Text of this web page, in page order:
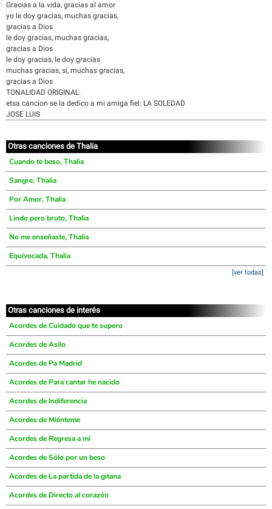
Gracias a la vida, gracias al amor
yo le doy gracias, muchas gracias,
gracias a Dios
le doy gracias, muchas gracias,
gracias a Dios
le doy gracias, le doy gracias
muchas gracias, sí, muchas gracias,
gracias a Dios
TONALIDAD ORIGINAL.
etsa cancion se la dedico a mi amiga fiel: LA SOLEDAD
JOSE LUIS
Otras canciones de Thalia
Cuando te beso, Thalia
Sangre, Thalia
Por Amor, Thalia
Lindo pero bruto, Thalia
No me enseñaste, Thalia
Equivocada, Thalia
[ver todas]
Otras canciones de interés
Acordes de Cuidado que te supero
Acordes de Asilo
Acordes de Pa Madrid
Acordes de Para cantar he nacido
Acordes de Indiferencia
Acordes de Miénteme
Acordes de Regresa a mí
Acordes de Sólo por un beso
Acordes de La partida de la gitana
Acordes de Directo al corazón